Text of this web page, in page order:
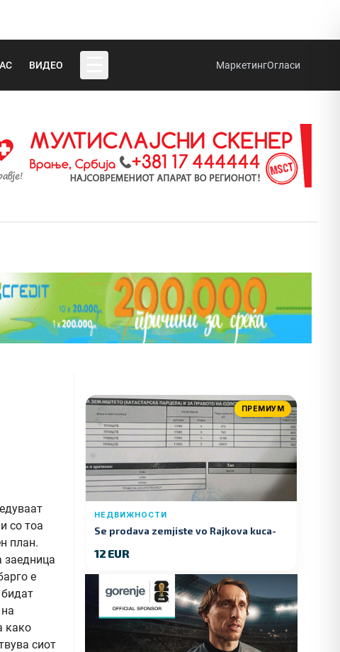
ВИДЕО МаркетингОгласи
со тоа
план.
заедница
е
како
сиот
ПРЕМИУМ
НЕДВИЖНОСТИ
Se prodava zemjiste vo Rajkova kuca-
12 EUR